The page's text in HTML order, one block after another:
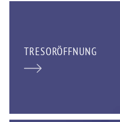
TRESORÖFFNUNG